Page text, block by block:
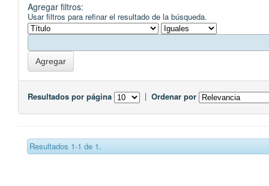
Agregar filtros:
Usar filtros para refinar el resultado de la búsqueda.
Resultados por página | Ordenar por
Resultados 1-1 de 1.